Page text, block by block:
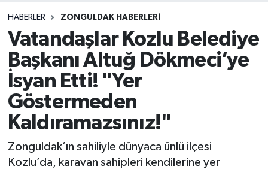
HABERLER ZONGULDAK HABERLERI
Vatandaşlar Kozlu Belediye
Başkanı Altuğ Dökmeci’ye
İsyan Etti! "Yer
Göstermeden
Kaldıramazsınız!"
Zonguldak’ın sahiliyle dünyaca ünlü ilçesi
Kozlu’da, karavan sahipleri kendilerine yer
DEVREK
DÜZCE
EREĞLİ
GÖKÇEBEY
KARABÜK